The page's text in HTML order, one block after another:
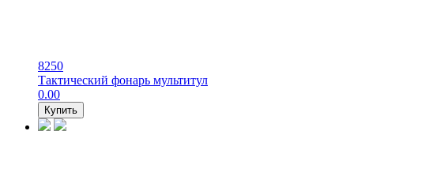
8250
Тактический фонарь мультитул
0.00
Купить